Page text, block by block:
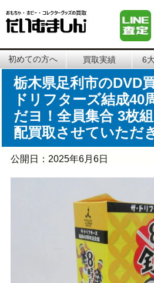
初めての方へ 買取実績 6
栃木県足利市のDVD
ドリフターズ結成40
だヨ！全員集合 3枚
配買取させていただ
公開日： 2025年6月6日